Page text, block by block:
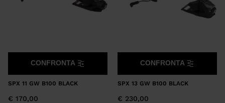
SPX 11 GW B100 BLACK
€ 170,00
CONFRONTA
SPX 13 GW B100 BLACK
€ 230,00
CONFRONTA